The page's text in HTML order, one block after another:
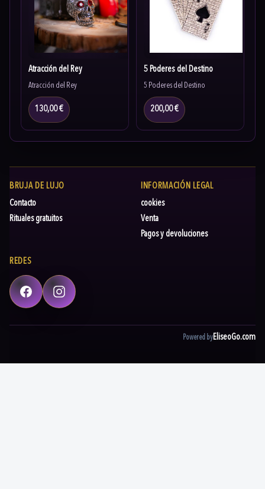
Atracción del Rey
Atracción del Rey
130,00 €
5 Poderes del Destino
5 Poderes del Destino
200,00 €
BRUJA DE LUJO
Contacto
Rituales gratuitos
INFORMACIÓN LEGAL
cookies
Venta
Pagos y devoluciones
REDES
Facebook Instagram
Powered byEliseoGo.com